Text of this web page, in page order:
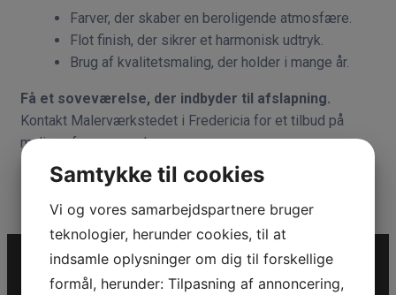
Farver, der skaber en beroligende atmosfære.
Flot finish, der sikrer et harmonisk udtryk.
Brug af kvalitetsmaling, der holder i mange år.
Få et soveværelse, der indbyder til afslapning.
Kontakt Malerværkstedet i Fredericia for et tilbud på
maling af soveværelse.
Samtykke til cookies
Vi og vores samarbejdspartnere bruger
teknologier, herunder cookies, til at
indsamle oplysninger om dig til forskellige
formål, herunder: Tilpasning af annoncering,